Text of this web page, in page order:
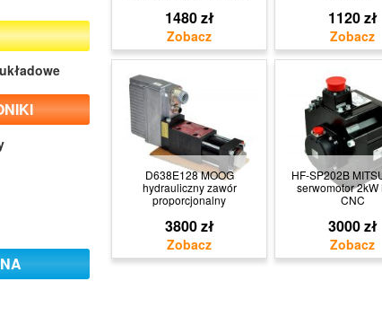
1480 zł 1120 zł
D638E128 MOOG
hydrauliczny zawór
proporcjonalny
3800 zł
HF-SP202B
serwomotor 2kW
CNC
3000 zł